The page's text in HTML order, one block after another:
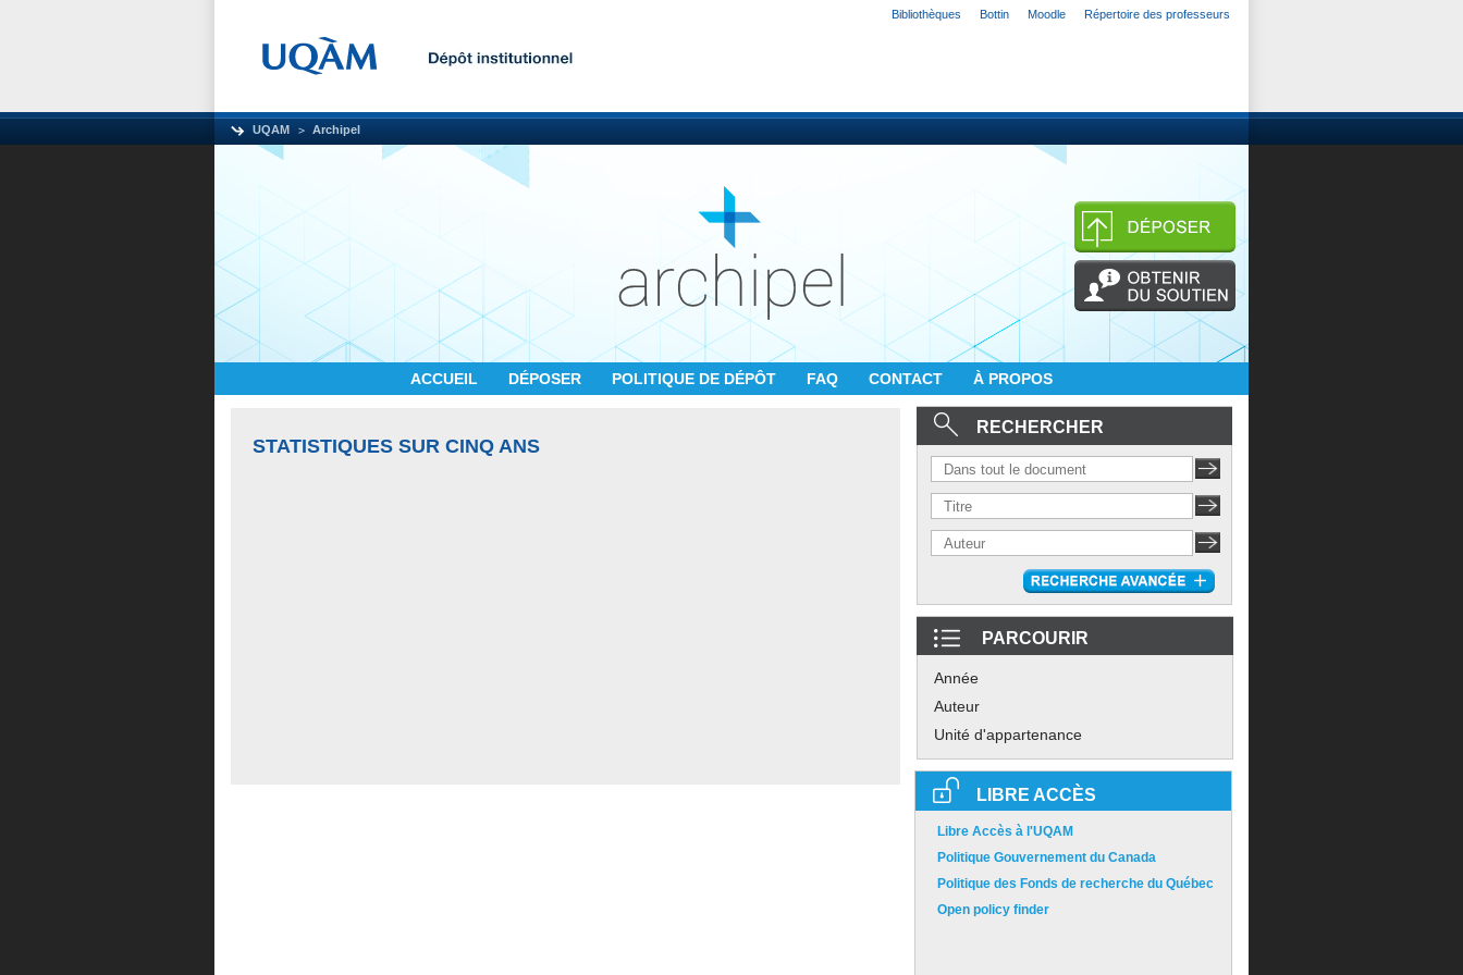
Bibliothèques Bottin Moodle Répertoire des professeurs
UQAM Archipel
ACCUEIL DÉPOSER POLITIQUE DE DÉPÔT FAQ CONTACT À PROPOS
STATISTIQUES SUR CINQ ANS
RECHERCHER
PARCOURIR
Année
Auteur
Unité d'appartenance
LIBRE ACCÈS
Libre Accès à l'UQAM
Politique Gouvernement du Canada
Politique des Fonds de recherche du Québec
Open policy finder